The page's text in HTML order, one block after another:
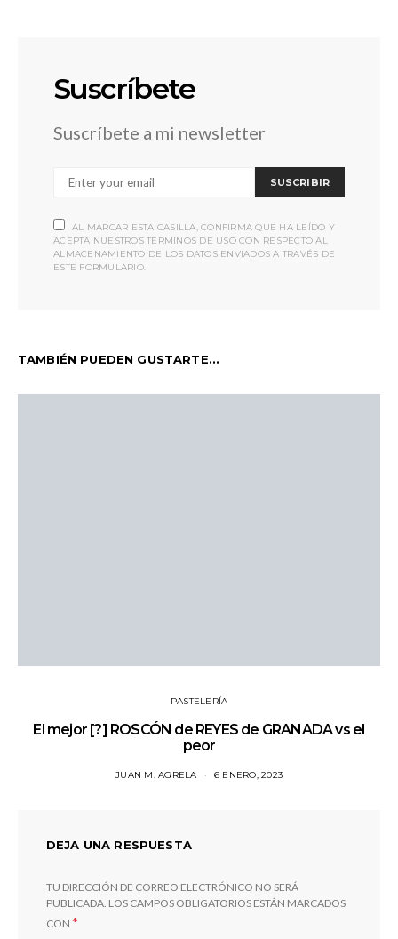
Suscríbete
Suscríbete a mi newsletter
SUSCRIBIR
AL MARCAR ESTA CASILLA, CONFIRMA QUE HA LEÍDO Y
ACEPTA NUESTROS TÉRMINOS DE USO CON RESPECTO AL
ALMACENAMIENTO DE LOS DATOS ENVIADOS A TRAVÉS DE
ESTE FORMULARIO.
TAMBIÉN PUEDEN GUSTARTE...
PASTELERÍA
El mejor [?] ROSCÓN de REYES de GRANADA vs el
peor
JUAN M. AGRELA 6 ENERO, 2023
DEJA UNA RESPUESTA
TU DIRECCIÓN DE CORREO ELECTRÓNICO NO SERÁ
PUBLICADA. LOS CAMPOS OBLIGATORIOS ESTÁN MARCADOS
CON *